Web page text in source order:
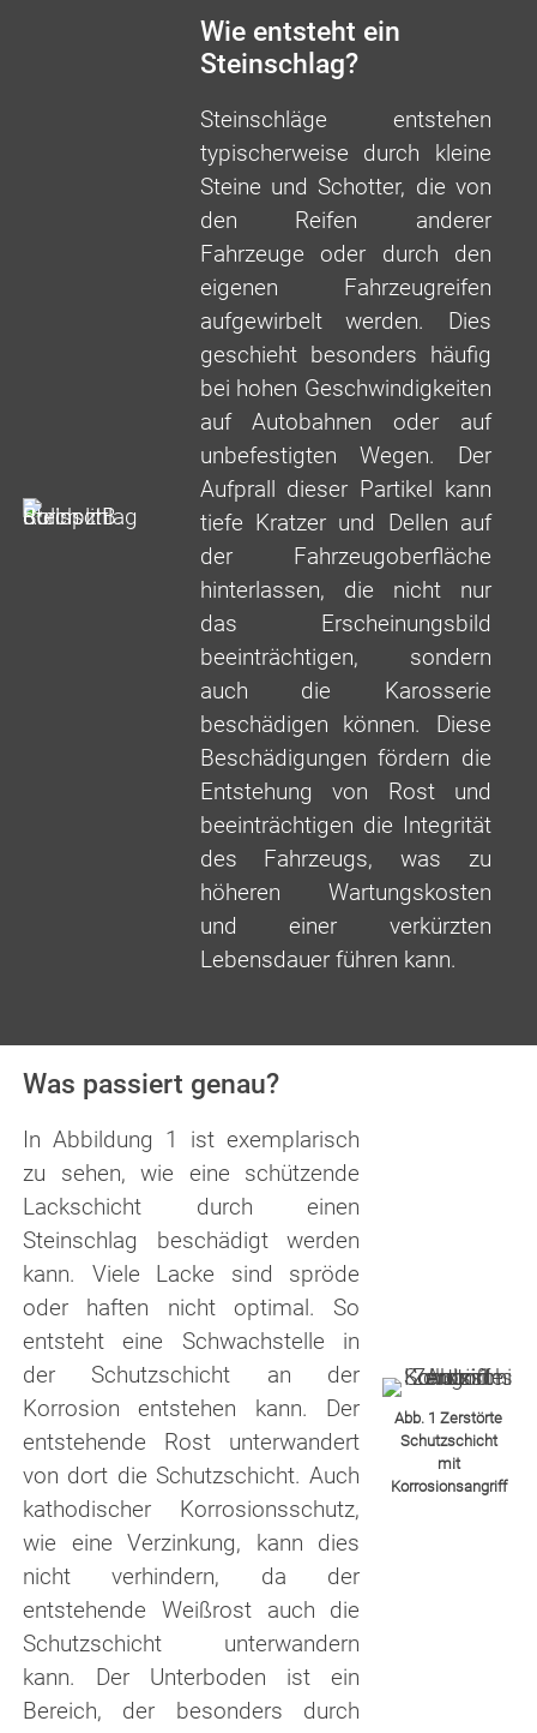
Wie entsteht ein
Steinschlag?
Steinschläge entstehen
typischerweise durch kleine
Steine und Schotter, die von
den Reifen anderer
Fahrzeuge oder durch den
eigenen Fahrzeugreifen
aufgewirbelt werden. Dies
geschieht besonders häufig
bei hohen Geschwindigkeiten
auf Autobahnen oder auf
unbefestigten Wegen. Der
Aufprall dieser Partikel kann
tiefe Kratzer und Dellen auf
der Fahrzeugoberfläche
hinterlassen, die nicht nur
das Erscheinungsbild
beeinträchtigen, sondern
auch die Karosserie
beschädigen können. Diese
Beschädigungen fördern die
Entstehung von Rost und
beeinträchtigen die Integrität
des Fahrzeugs, was zu
höheren Wartungskosten
und einer verkürzten
Lebensdauer führen kann.
Was passiert genau?
In Abbildung 1 ist exemplarisch
zu sehen, wie eine schützende
Lackschicht durch einen
Steinschlag beschädigt werden
kann. Viele Lacke sind spröde
oder haften nicht optimal. So
entsteht eine Schwachstelle in
der Schutzschicht an der
Korrosion entstehen kann. Der
entstehende Rost unterwandert
von dort die Schutzschicht. Auch
kathodischer Korrosionsschutz,
wie eine Verzinkung, kann dies
nicht verhindern, da der
entstehende Weißrost auch die
Schutzschicht unterwandern
kann. Der Unterboden ist ein
Bereich, der besonders durch
Abb. 1 Zerstörte
Schutzschicht
mit
Korrosionsangriff